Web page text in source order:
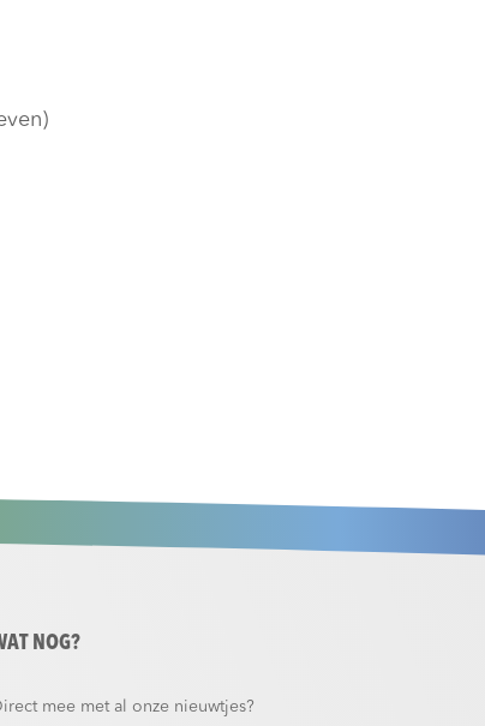
NOG?
mee met al onze nieuwtjes?